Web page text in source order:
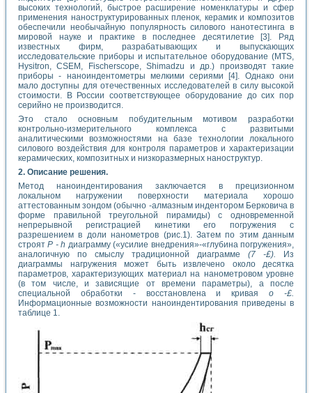
высоких технологий, быстрое расширение номенклатуры и сфер
применения наноструктурированных пленок, керамик и композитов
обеспечили необычайную популярность силового нанотестинга в
мировой науке и практике в последнее десятилетие [3]. Ряд
известных фирм, разрабатывающих и выпускающих
исследовательские приборы и испытательное оборудование (MTS,
Hysitron, CSEM, Fischerscope, Shimadzu и др.) производят такие
приборы - наноиндентометры мелкими сериями [4]. Однако они
мало доступны для отечественных исследователей в силу высокой
стоимости. В России соответствующее оборудование до сих пор
серийно не производится.
Это стало основным побудительным мотивом разработки
контрольно-измерительного комплекса с развитыми
аналитическими возможностями на базе технологии локального
силового воздействия для контроля параметров и характеризации
керамических, композитных и низкоразмерных наноструктур.
2. Описание решения.
Метод наноиндентирования заключается в прецизионном
локальном нагружении поверхности материала хорошо
аттестованным зондом (обычно -алмазным индентором Берковича в
форме правильной треугольной пирамиды) с одновременной
непрерывной регистрацией кинетики его погружения с
разрешением в доли нанометров (рис.1). Затем по этим данным
строятР - h диаграмму («усилие внедрения»-«глубина погружения»,
аналогичную по смыслу традиционной диаграмме (7 -£).
Из
диаграммы нагружения может быть извлечено около десятка
параметров, характеризующих материал на нанометровом уровне
(в том числе, и зависящие от времени параметры), а после
специальной обработки - восстановлена и криваяо -£.
Информационные возможности наноиндентирования приведены в
таблице 1.